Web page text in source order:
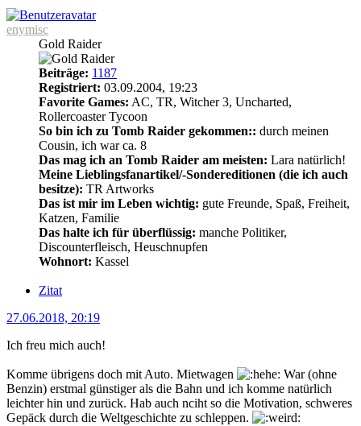
enymisc
Gold Raider
Beiträge: 1187
Registriert: 03.09.2004, 19:23
Favorite Games: AC, TR, Witcher 3, Uncharted,
Rollercoaster Tycoon
So bin ich zu Tomb Raider gekommen:: durch meinen
Cousin, ich war ca. 8
Das mag ich an Tomb Raider am meisten: Lara natürlich!
Meine Lieblingsfanartikel/-Sondereditionen (die ich auch
besitze): TR Artworks
Das ist mir im Leben wichtig: gute Freunde, Spaß, Freiheit,
Katzen, Familie
Das halte ich für überflüssig: manche Politiker,
Discounterfleisch, Heuschnupfen
Wohnort: Kassel
Zitat
27.06.2018, 20:19
Ich freu mich auch!
Komme übrigens doch mit Auto. Mietwagen
War (ohne
Benzin) erstmal günstiger als die Bahn und ich komme natürlich
leichter hin und zurück. Hab auch nciht so die Motivation, schweres
Gepäck durch die Weltgeschichte zu schleppen.